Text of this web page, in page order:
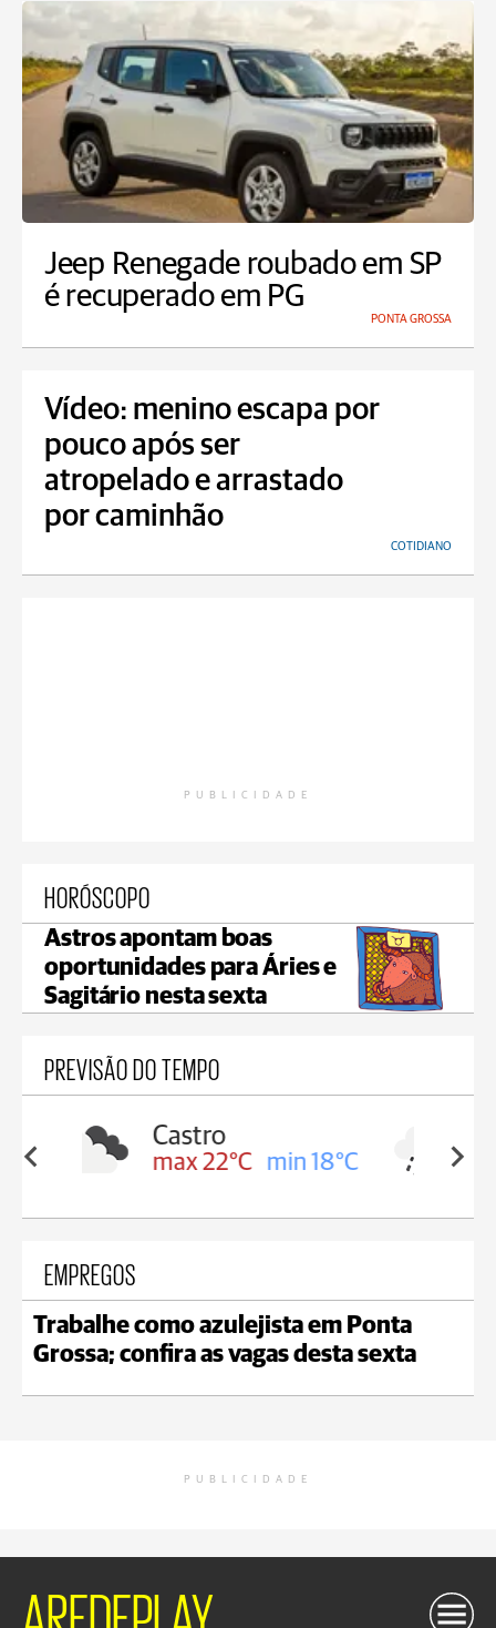
Jeep Renegade roubado em SP
é recuperado em PG
PONTA GROSSA
Vídeo: menino escapa por
pouco após ser
atropelado e arrastado
por caminhão
COTIDIANO
PUBLICIDADE
HORÓSCOPO
Astros apontam boas
oportunidades para Áries e
Sagitário nesta sexta
PREVISÃO DO TEMPO
18°C
Carambeí
max 21°C min 18°C
EMPREGOS
Trabalhe como azulejista em Ponta
Grossa; confira as vagas desta sexta
PUBLICIDADE
AREDEPLAY